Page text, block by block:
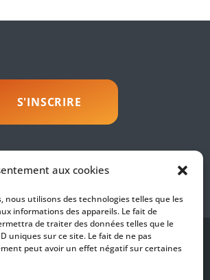
aux cookies
nous utilisons des technologies telles que les
informations des appareils. Le fait de
de traiter des données telles que le
uniques sur ce site. Le fait de ne pas
peut avoir un effet négatif sur certaines
NOUS